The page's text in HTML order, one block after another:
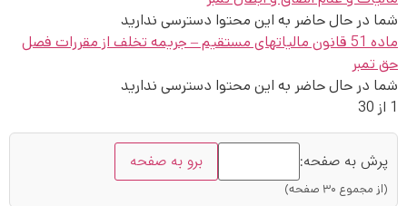
شما در حال حاضر به این محتوا دسترسی ندارید
ماده 51 قانون مالیاتهای مستقیم – جریمه تخلف از مقررات فصل
حق تمبر
شما در حال حاضر به این محتوا دسترسی ندارید
1 از 30
پرش به صفحه: برو به صفحه
(از مجموع ۳۰ صفحه)